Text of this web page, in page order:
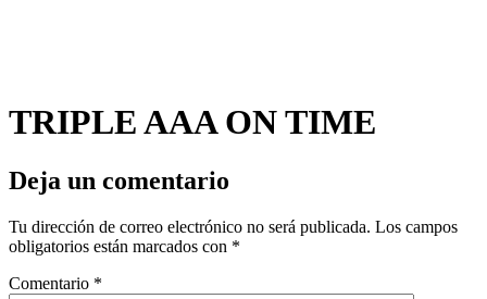
TRIPLE AAA ON TIME
Deja un comentario
Tu dirección de correo electrónico no será publicada. Los campos
obligatorios están marcados con *
Comentario *